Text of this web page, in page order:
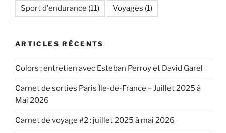
Sport d'endurance (11) Voyages (1)
ARTICLES RÉCENTS
Colors : entretien avec Esteban Perroy et David Garel
Carnet de sorties Paris Île-de-France – Juillet 2025 à
Mai 2026
Carnet de voyage #2 : juillet 2025 à mai 2026